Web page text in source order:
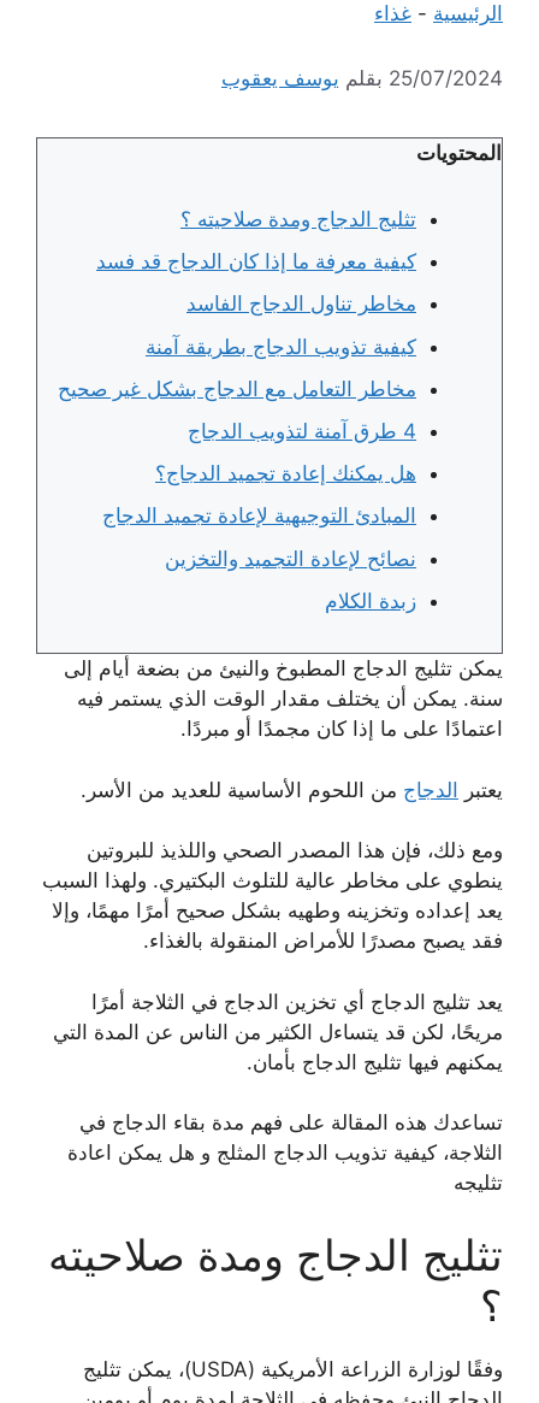
الرئيسية - غذاء
25/07/2024 بقلم يوسف يعقوب
المحتويات
تثليج الدجاج ومدة صلاحيته ؟
كيفية معرفة ما إذا كان الدجاج قد فسد
مخاطر تناول الدجاج الفاسد
كيفية تذويب الدجاج بطريقة آمنة
مخاطر التعامل مع الدجاج بشكل غير صحيح
4 طرق آمنة لتذويب الدجاج
هل يمكنك إعادة تجميد الدجاج؟
المبادئ التوجيهية لإعادة تجميد الدجاج
نصائح لإعادة التجميد والتخزين
زبدة الكلام
يمكن تثليج الدجاج المطبوخ والنيئ من بضعة أيام إلى
سنة. يمكن أن يختلف مقدار الوقت الذي يستمر فيه
اعتمادًا على ما إذا كان مجمدًا أو مبردًا.
يعتبر الدجاج من اللحوم الأساسية للعديد من الأسر.
ومع ذلك، فإن هذا المصدر الصحي واللذيذ للبروتين
ينطوي على مخاطر عالية للتلوث البكتيري. ولهذا السبب
يعد إعداده وتخزينه وطهيه بشكل صحيح أمرًا مهمًا، وإلا
فقد يصبح مصدرًا للأمراض المنقولة بالغذاء.
يعد تثليج الدجاج أي تخزين الدجاج في الثلاجة أمرًا
مريحًا، لكن قد يتساءل الكثير من الناس عن المدة التي
يمكنهم فيها تثليج الدجاج بأمان.
تساعدك هذه المقالة على فهم مدة بقاء الدجاج في
الثلاجة، كيفية تذويب الدجاج المثلج و هل يمكن اعادة
تثليجه
تثليج الدجاج ومدة صلاحيته
؟
وفقًا لوزارة الزراعة الأمريكية (USDA)، يمكن تثليج